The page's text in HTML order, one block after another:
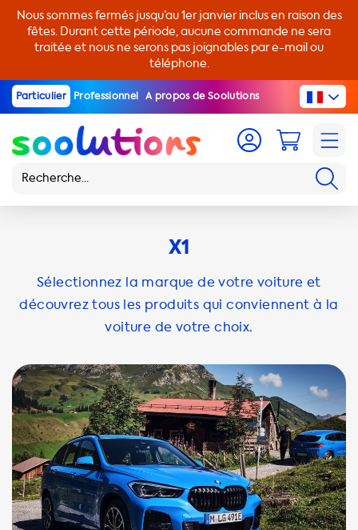
Nous sommes fermés jusqu’au 1er janvier inclus en raison des
fêtes. Durant cette période, aucune commande ne sera
traitée et nous ne serons pas joignables par e-mail ou
téléphone.
Particulier Professionnel A propos de Soolutions
X1
Sélectionnez la marque de votre voiture et
découvrez tous les produits qui conviennent à la
voiture de votre choix.